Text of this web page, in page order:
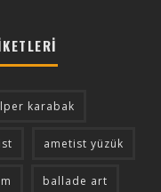
karabak
ametist yüzük
ballade art